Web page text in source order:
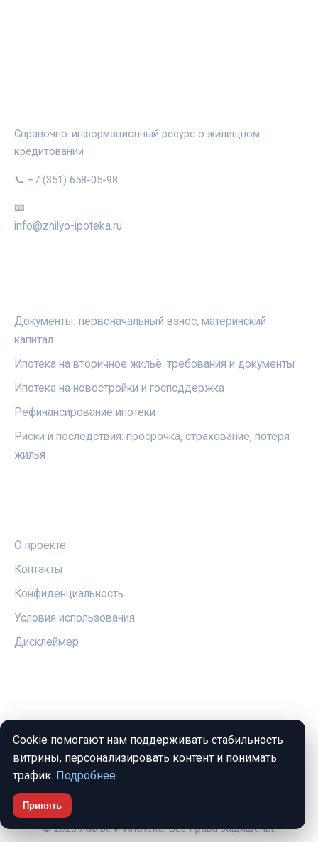
Справочно-информационный ресурс о жилищном
кредитовании
📞 +7 (351) 658-05-98
📧
info@zhilyo-ipoteka.ru
Документы, первоначальный взнос, материнский
капитал
Ипотека на вторичное жильё: требования и документы
Ипотека на новостройки и господдержка
Рефинансирование ипотеки
Риски и последствия: просрочка, страхование, потеря
жилья
О проекте
Контакты
Конфиденциальность
Условия использования
Дисклеймер
Telegram
Vk
© 2026 Жильё и Ипотека. Все права защищены.
Cookie помогают нам поддерживать стабильность
витрины, персонализировать контент и понимать
трафик. Подробнее
Принять